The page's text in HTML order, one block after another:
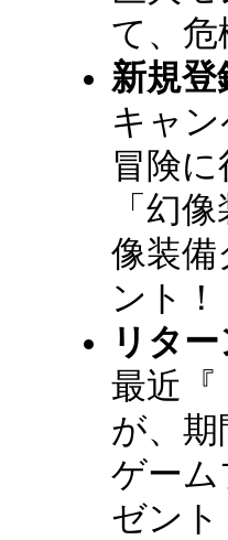
て、
新規
キャ
冒険
「幻
像装備
ント！
リタ
最近
が、
ゲー
ゼント